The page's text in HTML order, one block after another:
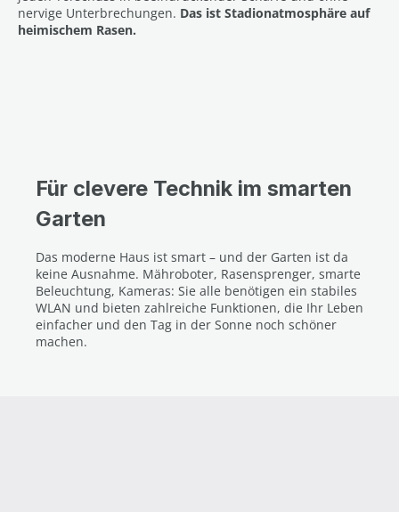
nervige Unterbrechungen. Das ist Stadionatmosphäre auf
heimischem Rasen.
Für clevere Technik im smarten
Garten
Das moderne Haus ist smart – und der Garten ist da
keine Ausnahme. Mähroboter, Rasensprenger, smarte
Beleuchtung, Kameras: Sie alle benötigen ein stabiles
WLAN und bieten zahlreiche Funktionen, die Ihr Leben
einfacher und den Tag in der Sonne noch schöner
machen.